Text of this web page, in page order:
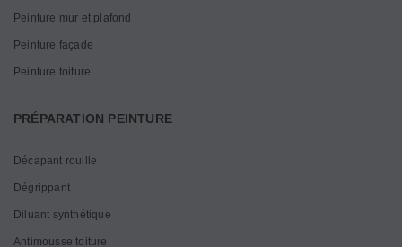
Peinture mur et plafond
Peinture façade
Peinture toiture
PRÉPARATION PEINTURE
Décapant rouille
Dégrippant
Diluant synthétique
Antimousse toiture